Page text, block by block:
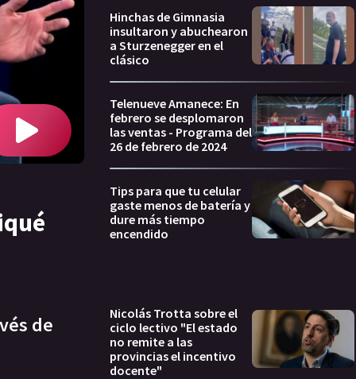
de
Hinchas de Gimnasia
insultaron y abuchearon
a Sturzenegger en el
clásico
Telenueve Amanece: En
febrero se desplomaron
las ventas - Programa del
26 de febrero de 2024
Tips para que tu celular
gaste menos de batería y
dure más tiempo
encendido
Nicolás Trotta sobre el
ciclo lectivo "El estado
no remite a las
provincias el incentivo
docente"